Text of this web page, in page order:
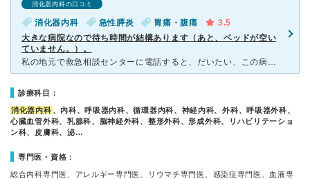
消化器内科の口コミ
消化器内科 急性膵炎 胃痛・腹痛
3.5
大きな病院なので待ち時間が結構あります（あと、ベッドが空い
ていません。）。
私の地元で救急相談センターに電話すると、だいたい、この病院が候補に上がります。 救急相談センターで紹介される病院は、担当の科の先生がいなかったりで断わられることが多いのですが、ここについては過去に断
診療科目：
消化器内科 、内科、呼吸器内科、循環器内科、神経内科、外科、呼吸器外科、
心臓血管外科、乳腺科、脳神経外科、整形外科、形成外科、リハビリテーショ
ン科、皮膚科、泌…
専門医・資格：
総合内科専門医、アレルギー専門医、リウマチ専門医、感染症専門医、血液専